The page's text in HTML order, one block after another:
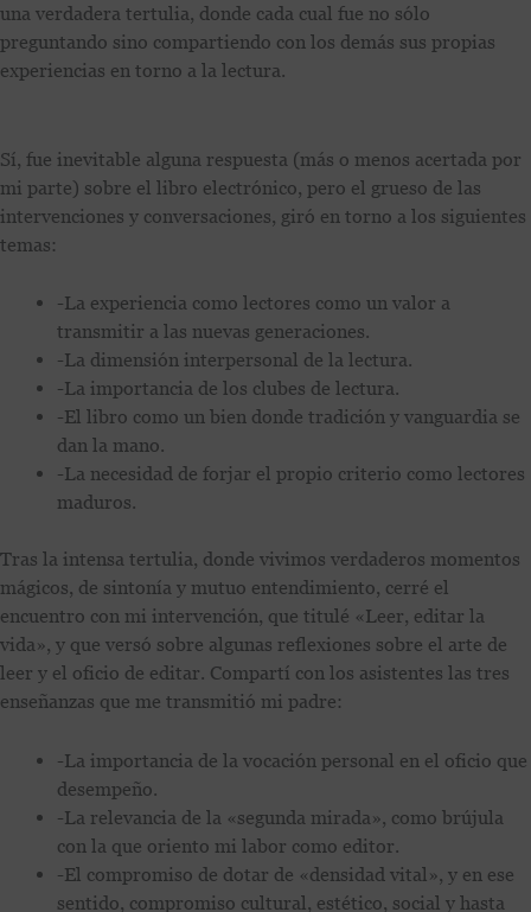
una verdadera tertulia, donde cada cual fue no sólo
preguntando sino compartiendo con los demás sus propias
experiencias en torno a la lectura.
Sí, fue inevitable alguna respuesta (más o menos acertada por
mi parte) sobre el libro electrónico, pero el grueso de las
intervenciones y conversaciones, giró en torno a los siguientes
temas:
-La experiencia como lectores como un valor a
transmitir a las nuevas generaciones.
-La dimensión interpersonal de la lectura.
-La importancia de los clubes de lectura.
-El libro como un bien donde tradición y vanguardia se
dan la mano.
-La necesidad de forjar el propio criterio como lectores
maduros.
Tras la intensa tertulia, donde vivimos verdaderos momentos
mágicos, de sintonía y mutuo entendimiento, cerré el
encuentro con mi intervención, que titulé «Leer, editar la
vida», y que versó sobre algunas reflexiones sobre el arte de
leer y el oficio de editar. Compartí con los asistentes las tres
enseñanzas que me transmitió mi padre:
-La importancia de la vocación personal en el oficio que
desempeño.
-La relevancia de la «segunda mirada», como brújula
con la que oriento mi labor como editor.
-El compromiso de dotar de «densidad vital», y en ese
sentido, compromiso cultural, estético, social y hasta